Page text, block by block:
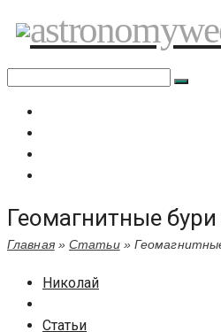
Геомагнитные
Главная»Статьи»
Николай
Статьи